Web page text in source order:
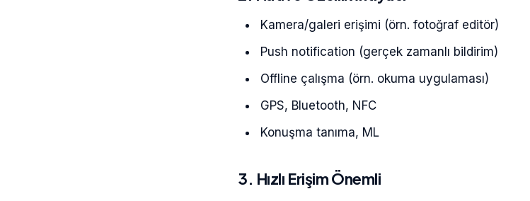
Kamera/galeri erişimi (örn. fotoğraf editör)
Push notification (gerçek zamanlı bildirim)
Offline çalışma (örn. okuma uygulaması)
GPS, Bluetooth, NFC
Konuşma tanıma, ML
3. Hızlı Erişim Önemli